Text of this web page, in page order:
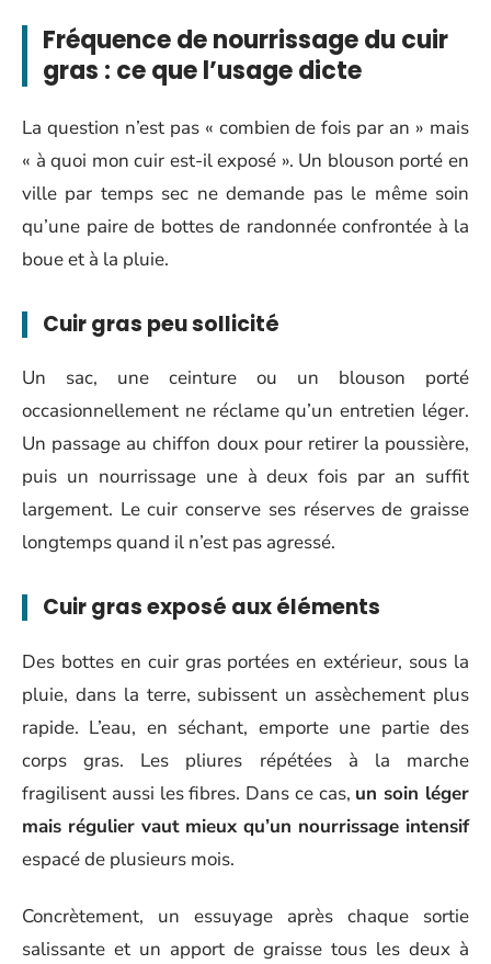
Fréquence de nourrissage du cuir
gras : ce que l’usage dicte
La question n’est pas « combien de fois par an » mais
« à quoi mon cuir est-il exposé ». Un blouson porté en
ville par temps sec ne demande pas le même soin
qu’une paire de bottes de randonnée confrontée à la
boue et à la pluie.
Cuir gras peu sollicité
Un sac, une ceinture ou un blouson porté
occasionnellement ne réclame qu’un entretien léger.
Un passage au chiffon doux pour retirer la poussière,
puis un nourrissage une à deux fois par an suffit
largement. Le cuir conserve ses réserves de graisse
longtemps quand il n’est pas agressé.
Cuir gras exposé aux éléments
Des bottes en cuir gras portées en extérieur, sous la
pluie, dans la terre, subissent un assèchement plus
rapide. L’eau, en séchant, emporte une partie des
corps gras. Les pliures répétées à la marche
fragilisent aussi les fibres. Dans ce cas, un soin léger
mais régulier vaut mieux qu’un nourrissage intensif
espacé de plusieurs mois.
Concrètement, un essuyage après chaque sortie
salissante et un apport de graisse tous les deux à